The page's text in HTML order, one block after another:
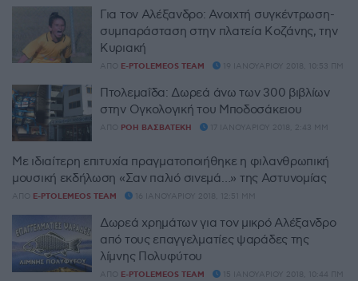
Για τον Αλέξανδρο: Ανοιχτή συγκέντρωση-
συμπαράσταση στην πλατεία Kοζάνης, την
Κυριακή
ΑΠΌ E-PTOLEMEOS TEAM 19 ΙΑΝΟΥΑΡΊΟΥ 2018, 10:53 ΠΜ
Πτολεμαΐδα: Δωρεά άνω των 300 βιβλίων
στην Ογκολογική του Μποδοσάκειου
ΑΠΌ ΡΌΗ ΒΑΣΒΑΤΈΚΗ 17 ΙΑΝΟΥΑΡΊΟΥ 2018, 2:43 ΜΜ
Με ιδιαίτερη επιτυχία πραγματοποιήθηκε η φιλανθρωπική
μουσική εκδήλωση «Σαν παλιό σινεμά…» της Αστυνομίας
ΑΠΌ E-PTOLEMEOS TEAM 16 ΙΑΝΟΥΑΡΊΟΥ 2018, 12:51 ΜΜ
Δωρεά χρημάτων για τον μικρό Αλέξανδρο
από τους επαγγελματίες ψαράδες της
λίμνης Πολυφύτου
ΑΠΌ E-PTOLEMEOS TEAM 15 ΙΑΝΟΥΑΡΊΟΥ 2018, 10:44 ΠΜ